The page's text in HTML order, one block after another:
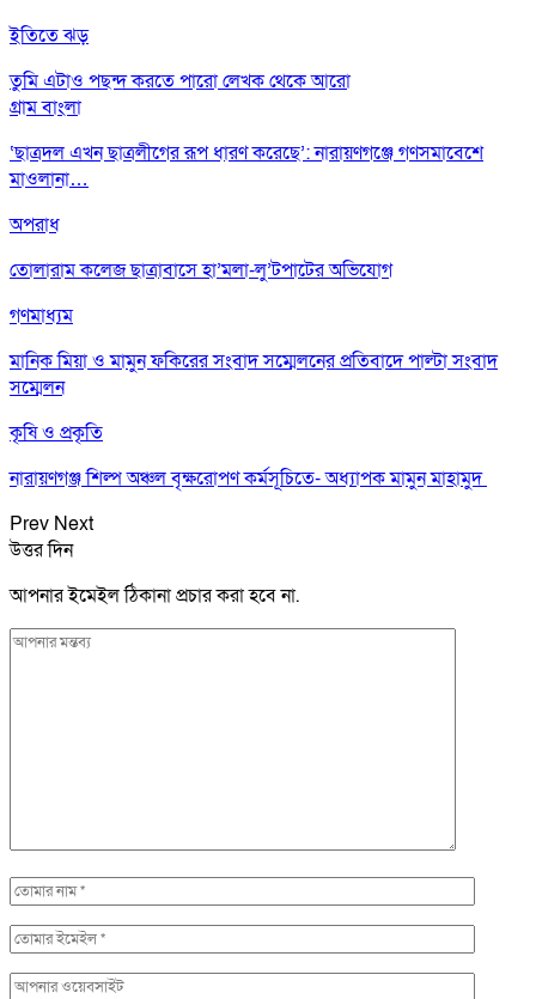
ইতিতে ঝড়
তুমি এটাও পছন্দ করতে পারোলেখক থেকে আরো
গ্রাম বাংলা
‘ছাত্রদল এখন ছাত্রলীগের রূপ ধারণ করেছে’: নারায়ণগঞ্জে গণসমাবেশে
মাওলানা…
অপরাধ
তোলারাম কলেজ ছাত্রাবাসে হা’মলা-লু’টপাটের অভিযোগ
গণমাধ্যম
মানিক মিয়া ও মামুন ফকিরের সংবাদ সম্মেলনের প্রতিবাদে পাল্টা সংবাদ
সম্মেলন
কৃষি ও প্রকৃতি
নারায়ণগঞ্জ শিল্প অঞ্চল বৃক্ষরোপণ কর্মসূচিতে- অধ্যাপক মামুন মাহামুদ
Prev Next
উত্তর দিন
আপনার ইমেইল ঠিকানা প্রচার করা হবে না.